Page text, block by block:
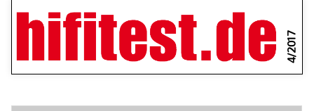
4/2017